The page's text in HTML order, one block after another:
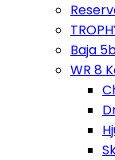
Baja
WR 8